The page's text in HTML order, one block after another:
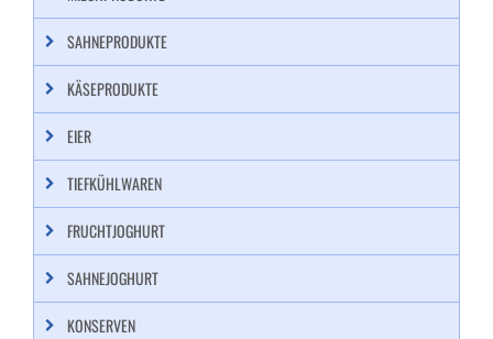
SAHNEPRODUKTE
KÄSEPRODUKTE
EIER
TIEFKÜHLWAREN
FRUCHTJOGHURT
SAHNEJOGHURT
KONSERVEN